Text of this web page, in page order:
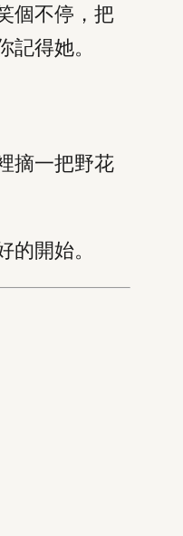
個不停，把
得她。
摘一把野花
開始。